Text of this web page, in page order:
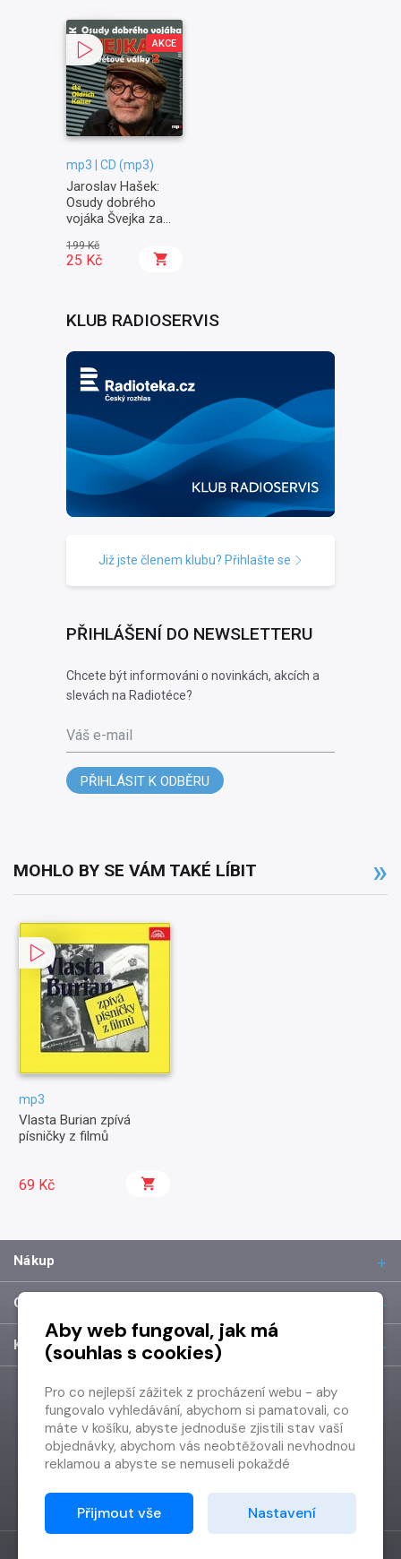
AKCE
mp3 | CD (mp3)
Jaroslav Hašek:
Osudy dobrého
vojáka Švejka za
Na frontě
199 Kč
25 Kč
KLUB RADIOSERVIS
Již jste členem klubu? Přihlašte se
PŘIHLÁŠENÍ DO NEWSLETTERU
Chcete být informováni o novinkách, akcích a
slevách na Radiotéce?
Váš e-mail
PŘIHLÁSIT K ODBĚRU
MOHLO BY SE VÁM TAKÉ LÍBIT
mp3
Vlasta Burian zpívá
písničky z filmů
69 Kč
Nákup
O společnosti
Kontakt
Aby web fungoval, jak má
(souhlas s cookies)
Pro co nejlepší zážitek z procházení webu - aby
fungovalo vyhledávání, abychom si pamatovali, co
máte v košíku, abyste jednoduše zjistili stav vaší
objednávky, abychom vás neobtěžovali nevhodnou
reklamou a abyste se nemuseli pokaždé
Proto od vás potřebujeme souhlas se
zpracováním souborů cookies
Přijmout vše Nastavení